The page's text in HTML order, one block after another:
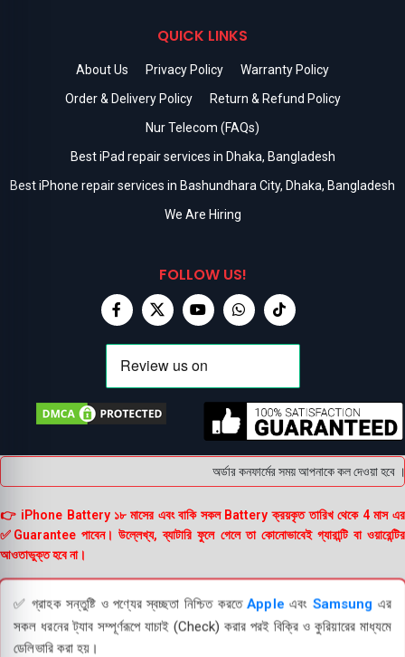
QUICK LINKS
About Us Privacy Policy
Warranty Policy
Order & Delivery Policy
Return & Refund Policy
Nur Telecom (FAQs)
Best iPad repair services in Dhaka, Bangladesh
Best iPhone repair services in Bashundhara City, Dhaka, Bangladesh
We Are Hiring
FOLLOW US!
অর্ডার কনফার্মের সময় আপনাকে কল দেওয়া
👉 iPhone Battery ১৮ মাসের এবং বাকি সকল Battery ক্রয়কৃত তারিখ থেকে 4 মাস এর
✅Guarantee পাবেন। উল্লেখ্য, ব্যাটারি ফুলে গেলে তা কোনোভাবেই গ্যারান্টি বা ওয়ারেন্টির
আওতাভুক্ত হবে না।
✅ গ্রাহক সন্তুষ্টি ও পণ্যের স্বচ্ছতা নিশ্চিত করতেApple এবং Samsung এর
সকল ধরনের ট্যাব সম্পূর্ণরূপে যাচাই (Check) করার পরই বিক্রি ও কুরিয়ারের মাধ্যমে
ডেলিভারি করা হয়।